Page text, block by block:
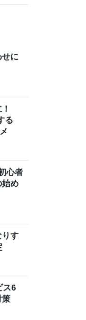
に
！
る
心者
始め
りす
ス6
策